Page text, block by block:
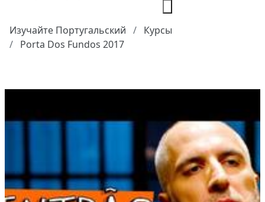
Изучайте Португальский
Курсы
Porta Dos Fundos 2017